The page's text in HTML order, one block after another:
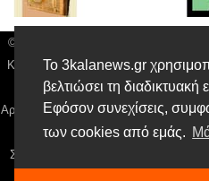
Το 3kalanews.gr
βελτιώσει τη διαδικτυακή
Εφόσον συνεχίσεις,
των cookies από εμάς.
© 3kala News | Διακριτικός Τίτλος:
Καρδίτσας, Υπο/μα Τρικάλων, Δ/νση:
24310 63300, email:
Αρ. Γεμή: 018804431000, Νόμιμος
Παναγιώτης Φιλίππου,
Σύνταξης: Μπαλαμπάνη Βασιλική.